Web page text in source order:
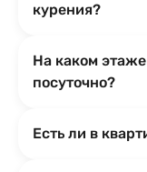
курения?
На каком
посуточно?
Есть ли в